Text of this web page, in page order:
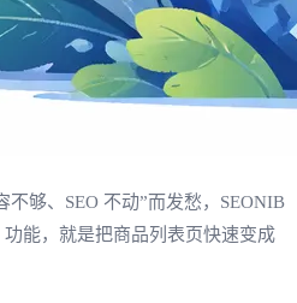
够、SEO 不动”而发愁，SEONIB
功能，就是把商品列表页快速变成